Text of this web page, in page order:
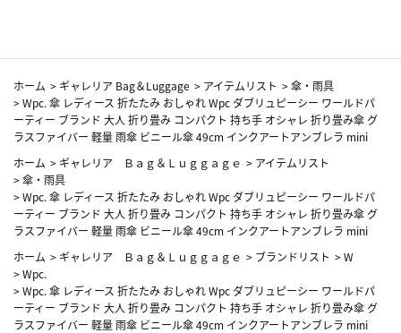
ホーム > ギャレリア Bag＆Luggage > アイテムリスト >傘・雨具
>Wpc. 傘 レディース 折たたみ おしゃれ Wpc ダブリュピーシー ワールドパ
ーティー ブランド 大人 折り畳み コンパクト 持ち手 オシャレ 折り畳み傘 グ
ラスファイバー 軽量 雨傘 ビニール傘 49cm インクアートアンブレラ mini
ホーム > ギャレリア Ｂａｇ＆Ｌｕｇｇａｇｅ > アイテムリスト
>傘・雨具
>Wpc. 傘 レディース 折たたみ おしゃれ Wpc ダブリュピーシー ワールドパ
ーティー ブランド 大人 折り畳み コンパクト 持ち手 オシャレ 折り畳み傘 グ
ラスファイバー 軽量 雨傘 ビニール傘 49cm インクアートアンブレラ mini
ホーム > ギャレリア Ｂａｇ＆Ｌｕｇｇａｇｅ > ブランドリスト >W
>Wpc.
>Wpc. 傘 レディース 折たたみ おしゃれ Wpc ダブリュピーシー ワールドパ
ーティー ブランド 大人 折り畳み コンパクト 持ち手 オシャレ 折り畳み傘 グ
ラスファイバー 軽量 雨傘 ビニール傘 49cm インクアートアンブレラ mini